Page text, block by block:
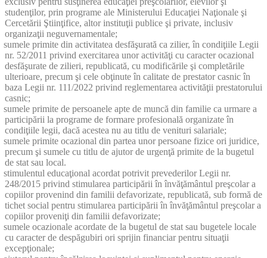
studenţilor, prin programe ale Ministerului Educaţiei Naţionale şi
Cercetării Ştiinţifice, altor instituţii publice şi private, inclusiv
organizaţii neguvernamentale;
sumele primite din activitatea desfăşurată ca zilier, în condiţiile Legii
nr. 52/2011 privind exercitarea unor activităţi cu caracter ocazional
desfăşurate de zilieri, republicată, cu modificările şi completările
ulterioare, precum şi cele obţinute în calitate de prestator casnic în
baza Legii nr. 111/2022 privind reglementarea activităţii prestatorului
casnic;
sumele primite de persoanele apte de muncă din familie ca urmare a
participării la programe de formare profesională organizate în
condiţiile legii, dacă acestea nu au titlu de venituri salariale;
sumele primite ocazional din partea unor persoane fizice ori juridice,
precum şi sumele cu titlu de ajutor de urgenţă primite de la bugetul
de stat sau local.
stimulentul educaţional acordat potrivit prevederilor Legii nr.
248/2015 privind stimularea participării în învăţământul preşcolar a
copiilor provenind din familii defavorizate, republicată, sub formă de
tichet social pentru stimularea participării în învăţământul preşcolar a
copiilor proveniţi din familii defavorizate;
sumele ocazionale acordate de la bugetul de stat sau bugetele locale
cu caracter de despăgubiri ori sprijin financiar pentru situaţii
excepţionale;